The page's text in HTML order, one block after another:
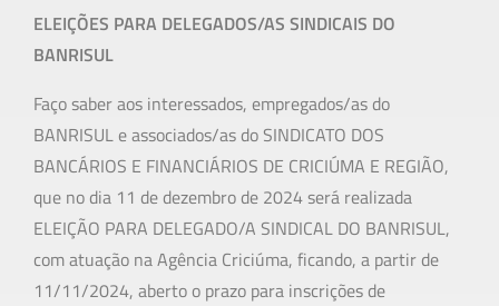
ELEIÇÕES PARA DELEGADOS/AS SINDICAIS DO
BANRISUL
Faço saber aos interessados, empregados/as do
BANRISUL e associados/as do SINDICATO DOS
BANCÁRIOS E FINANCIÁRIOS DE CRICIÚMA E REGIÃO,
que no dia 11 de dezembro de 2024 será realizada
ELEIÇÃO PARA DELEGADO/A SINDICAL DO BANRISUL,
com atuação na Agência Criciúma, ficando, a partir de
11/11/2024, aberto o prazo para inscrições de